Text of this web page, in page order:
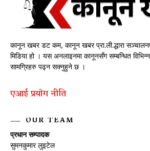
कानून खबर डट कम, कानून खबर प्रा.ली.द्धारा
मिडिया हो । यस अनलाइनमा कानूनसँग सम्बन्धित
सामग्रिहरु पढ्न सक्नुहुने छ ।
एआई प्रयाेग नीति
OUR TEAM
प्रधान सम्पादक
सुमनकुमार लुइटेल